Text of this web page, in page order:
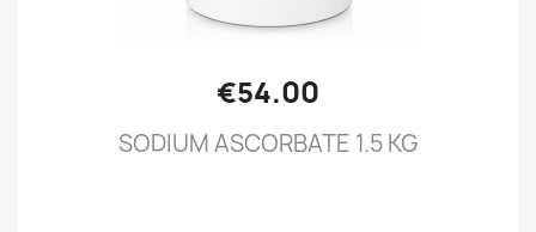
€54.00
SODIUM ASCORBATE 1.5 KG